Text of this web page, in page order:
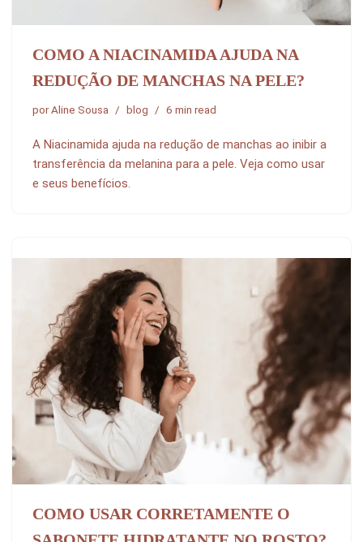
COMO A NIACINAMIDA AJUDA NA
REDUÇÃO DE MANCHAS NA PELE?
porAline Sousa blog 6 min read
A Niacinamida ajuda na redução de manchas ao inibir a
transferência da melanina para a pele. Veja como usar
e seus benefícios.
COMO USAR CORRETAMENTE O